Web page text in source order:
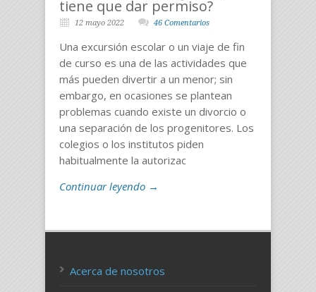
tiene que dar permiso?
12 mayo 2022 46 Comentarios
Una excursión escolar o un viaje de fin
de curso es una de las actividades que
más pueden divertir a un menor; sin
embargo, en ocasiones se plantean
problemas cuando existe un divorcio o
una separación de los progenitores. Los
colegios o los institutos piden
habitualmente la autorizac
Continuar leyendo →
Acerca de nosotros